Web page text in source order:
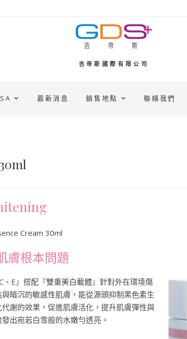
吉帝斯國際有限公司
最新消息 銷售地點 聯絡我們
Cream 30ml
膚根本問題
、E』搭配『雙重美白載體』針對外在環境傷
暗沉的敏感性肌膚，能從源頭抑制黑色素生
謝的效果，促進肌膚活化，提升肌膚彈性與
出宛若白雪般的水嫩勻透亮。